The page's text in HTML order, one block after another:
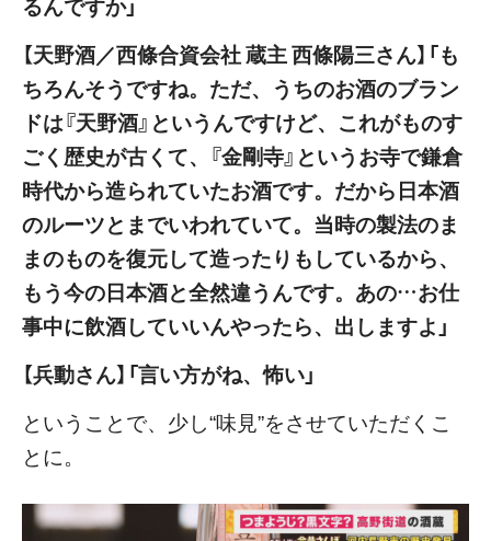
【天野酒／西條合資会社 蔵主 西條陽三さん】「も
ちろんそうですね。ただ、うちのお酒のブラン
ドは『天野酒』というんですけど、これがものす
ごく歴史が古くて、『金剛寺』というお寺で鎌倉
時代から造られていたお酒です。だから日本酒
のルーツとまでいわれていて。当時の製法のま
まのものを復元して造ったりもしているから、
もう今の日本酒と全然違うんです。あの…お仕
事中に飲酒していいんやったら、出しますよ」
【兵動さん】「言い方がね、怖い」
ということで、少し“味見”をさせていただくこ
とに。